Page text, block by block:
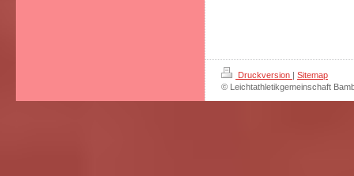
Druckversion | Sitemap
© Leichtathletikgemeinschaft